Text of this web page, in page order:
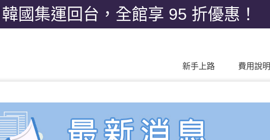
國集運回台，全館享 95 折優惠！
費用說明
新手上路